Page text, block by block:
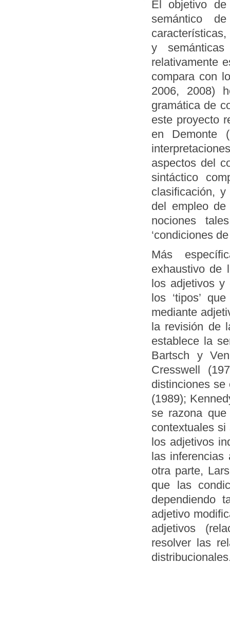
El objetivo
semántico
y
relativamente
compara con
2006, 2008)
gramática de
este proyecto
en Demonte
aspectos del
sintáctico
clasificación,
del empleo
nociones
‘condiciones
Más
exhaustivo de
los adjetivos
los ‘tipos’
mediante
la revisión de
establece la
Bartsch y
Cresswell
distinciones se
(1989);
se razona que
contextuales
los adjetivos
las inferencias
otra parte,
que las
dependiendo
adjetivo
adjetivos
resolver las